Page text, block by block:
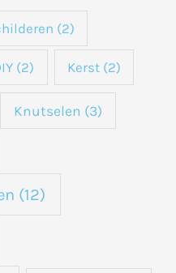
(2)
(2) Kerst(2)
Knutselen (3)
(12)